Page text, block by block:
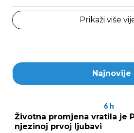
Prikaži više
Najnovije
6 h
Životna promjena vratila je
njezinoj prvoj ljubavi